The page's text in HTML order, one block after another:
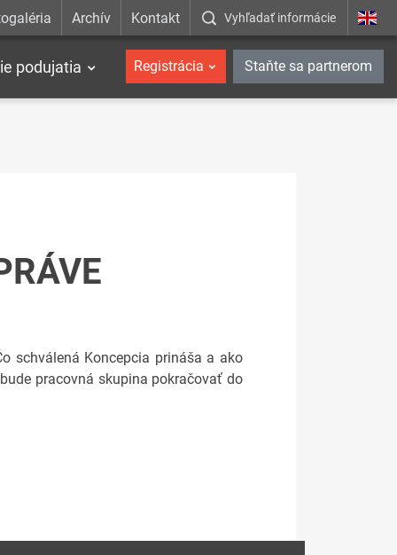
Archív Kontakt Vyhľadať informácie
podujatia Registrácia Staňte sa partnerom
schválená Koncepcia prináša a ako
pracovná skupina pokračovať do